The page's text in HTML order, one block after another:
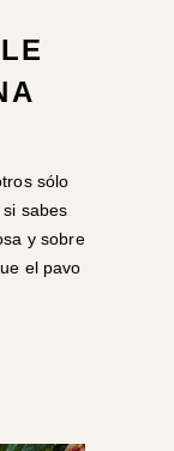
sólo
sabes
y sobre
el pavo